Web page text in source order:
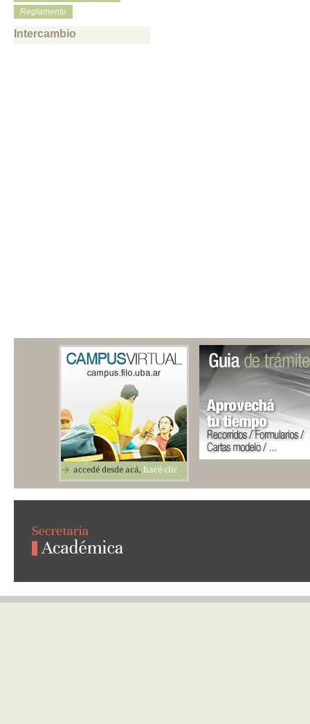
Reglamento
Intercambio